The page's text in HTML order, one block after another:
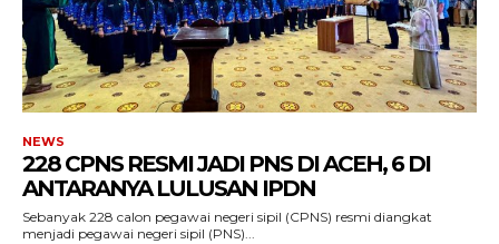
NEWS
228 CPNS RESMI JADI PNS DI ACEH, 6 DI
ANTARANYA LULUSAN IPDN
Sebanyak 228 calon pegawai negeri sipil (CPNS) resmi diangkat
menjadi pegawai negeri sipil (PNS)...